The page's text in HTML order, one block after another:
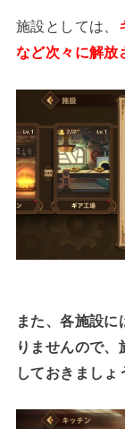
施設としては、
など次々に解放
また、各施設
りませんので
しておきましょ